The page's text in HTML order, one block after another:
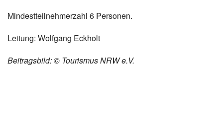
Mindestteilnehmerzahl 6 Personen.
Leitung: Wolfgang Eckholt
Beitragsbild: © Tourismus NRW e.V.